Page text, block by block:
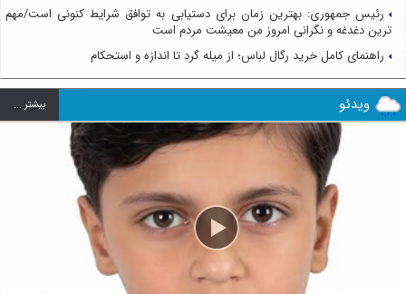
رئیس جمهوری: بهترین زمان برای دستیابی به توافق شرایط کنونی است/مهم
ترین دغدغه و نگرانی امروز من معیشت مردم است
راهنمای کامل خرید رگال لباس؛ از میله گرد تا اندازه و استحکام
ویدئو بيشتر ...